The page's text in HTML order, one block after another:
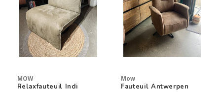
Tv-meubelen
Barkrukken
Eetkamerbanken
MOW
Relaxfauteuil Indi
Mow
Fauteuil Antwerpen